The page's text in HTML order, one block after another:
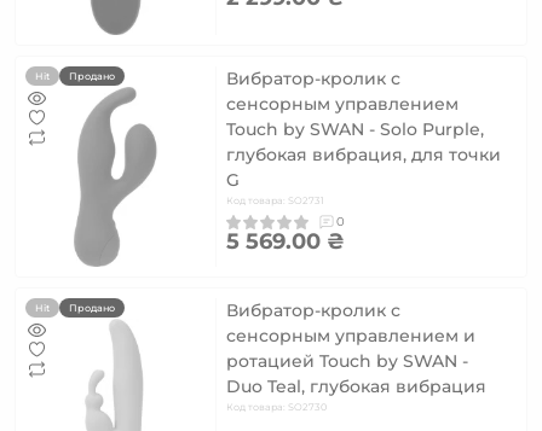
Hit Продано
Вибратор-кролик с
сенсорным управлением
Touch by SWAN - Solo Purple,
глубокая вибрация, для точки
G
Код товара: SO2731
0
5 569.00 ₴
Hit Продано
Вибратор-кролик с
сенсорным управлением и
ротацией Touch by SWAN -
Duo Teal, глубокая вибрация
Код товара: SO2730